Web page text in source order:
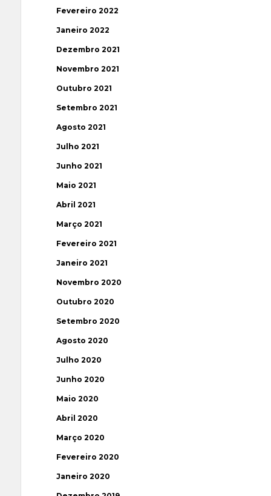
Fevereiro 2022
Janeiro 2022
Dezembro 2021
Novembro 2021
Outubro 2021
Setembro 2021
Agosto 2021
Julho 2021
Junho 2021
Maio 2021
Abril 2021
Março 2021
Fevereiro 2021
Janeiro 2021
Novembro 2020
Outubro 2020
Setembro 2020
Agosto 2020
Julho 2020
Junho 2020
Maio 2020
Abril 2020
Março 2020
Fevereiro 2020
Janeiro 2020